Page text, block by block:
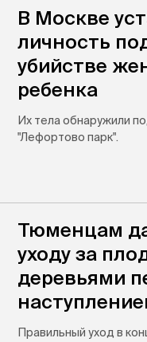
В Москве
личность
убийстве
ребенка
Их тела обнаружили
"Лефортово парк".
Тюменцам
уходу за
деревьями
Правильный уход в